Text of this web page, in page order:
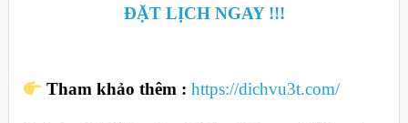
ĐẶT LỊCH NGAY !!!
Tham khảo thêm :https://dichvu3t.com/